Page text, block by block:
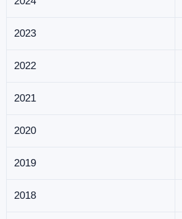
2023
2022
2021
2020
2019
2018